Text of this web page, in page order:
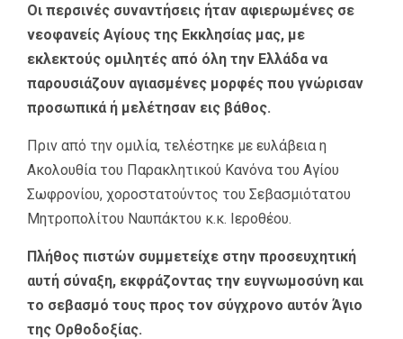
Οι περσινές συναντήσεις ήταν αφιερωμένες σε
νεοφανείς Αγίους της Εκκλησίας μας, με
εκλεκτούς ομιλητές από όλη την Ελλάδα να
παρουσιάζουν αγιασμένες μορφές που γνώρισαν
προσωπικά ή μελέτησαν εις βάθος.
Πριν από την ομιλία, τελέστηκε με ευλάβεια η
Ακολουθία του Παρακλητικού Κανόνα του Αγίου
Σωφρονίου, χοροστατούντος του Σεβασμιότατου
Μητροπολίτου Ναυπάκτου κ.κ. Ιεροθέου.
Πλήθος πιστών συμμετείχε στην προσευχητική
αυτή σύναξη, εκφράζοντας την ευγνωμοσύνη και
το σεβασμό τους προς τον σύγχρονο αυτόν Άγιο
της Ορθοδοξίας.